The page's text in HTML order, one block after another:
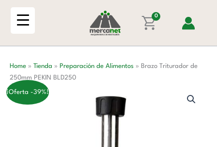
0
Home » Tienda » Preparación de Alimentos » Brazo Triturador de
250mm PEKIN BLD250
¡Oferta -39%!
PEKIN
BLD250
cantidad